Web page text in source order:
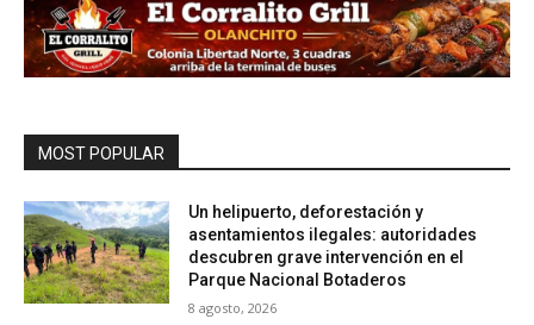
MOST POPULAR
Un helipuerto, deforestación y
asentamientos ilegales: autoridades
descubren grave intervención en el
Parque Nacional Botaderos
8 agosto, 2026